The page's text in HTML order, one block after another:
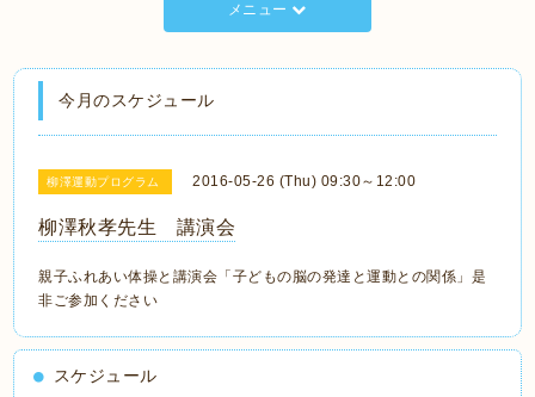
メニュー
今月のスケジュール
柳澤運動プログラム 2016-05-26 (Thu) 09:30～12:00
柳澤秋孝先生 講演会
親子ふれあい体操と講演会「子どもの脳の発達と運動との関係」是
非ご参加ください
スケジュール